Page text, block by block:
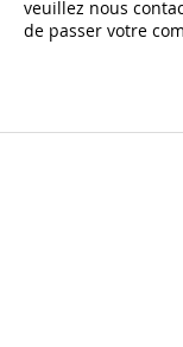
veuillez nous
de passer votre